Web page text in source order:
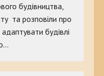
будівництва,
та розповіли про
будівлі